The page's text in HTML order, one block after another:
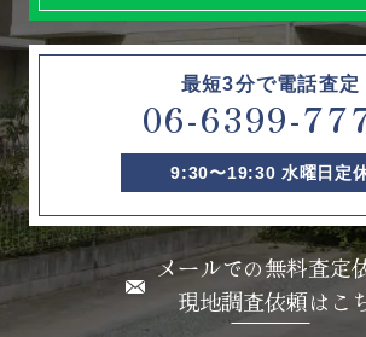
最短3分で電話査定
06-6399-
9:30〜19:30 水曜日定
メールでの無料査定
現地調査依頼はこ